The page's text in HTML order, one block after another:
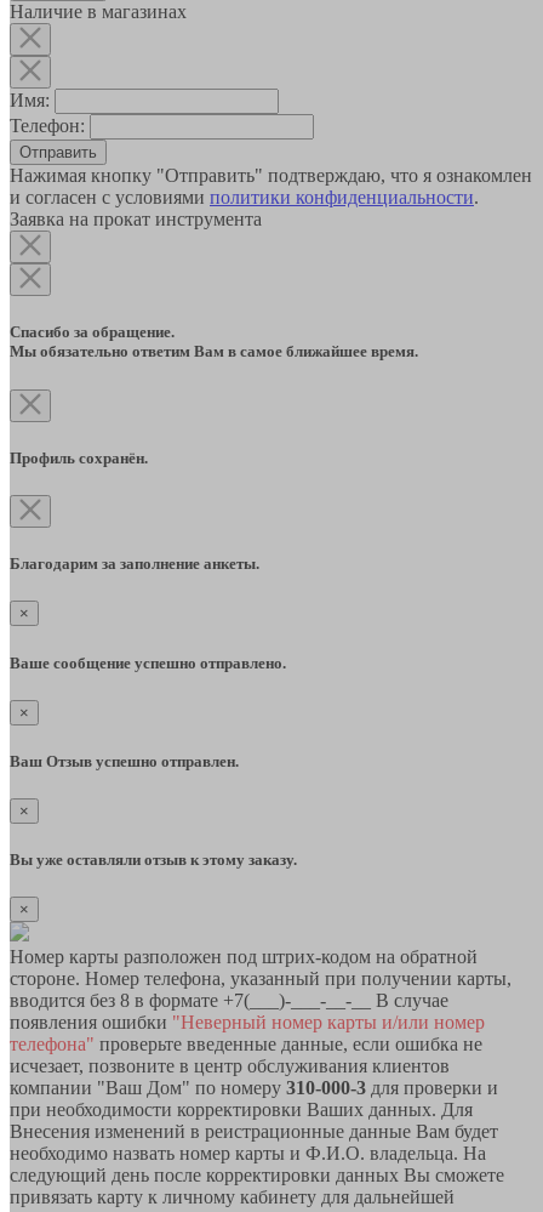
Наличие в магазинах
Имя:
Телефон:
Отправить
Нажимая кнопку "Отправить" подтверждаю, что я ознакомлен
и согласен с условиями политики конфиденциальности.
Заявка на прокат инструмента
Спасибо за обращение.
Мы обязательно ответим Вам в самое ближайшее время.
Профиль сохранён.
Благодарим за заполнение анкеты.
×
Ваше сообщение успешно отправлено.
×
Ваш Отзыв успешно отправлен.
×
Вы уже оставляли отзыв к этому заказу.
×
Номер карты разположен под штрих-кодом на обратной
стороне. Номер телефона, указанный при получении карты,
вводится без 8 в формате +7(___)-___-__-__ В случае
появления ошибки "Неверный номер карты и/или номер
телефона" проверьте введенные данные, если ошибка не
исчезает, позвоните в центр обслуживания клиентов
компании "Ваш Дом" по номеру 310-000-3 для проверки и
при необходимости корректировки Ваших данных. Для
Внесения изменений в реистрационные данные Вам будет
необходимо назвать номер карты и Ф.И.О. владельца. На
следующий день после корректировки данных Вы сможете
привязать карту к личному кабинету для дальнейшей